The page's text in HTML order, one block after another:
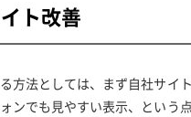
ト改善
方法としては、まず自社サイ
ンでも見やすい表示、という